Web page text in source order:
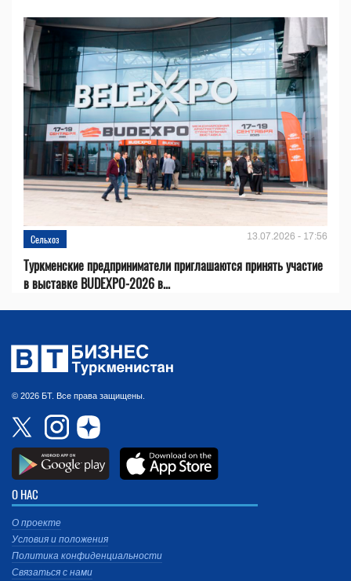
Сельхоз 13.07.2026 - 17:56
Туркменские предприниматели приглашаются принять участие
в выставке BUDEXPO-2026 в...
© 2026 БТ. Все права защищены.
О НАС
О проекте
Условия и положения
Политика конфиденциальности
Связаться с нами